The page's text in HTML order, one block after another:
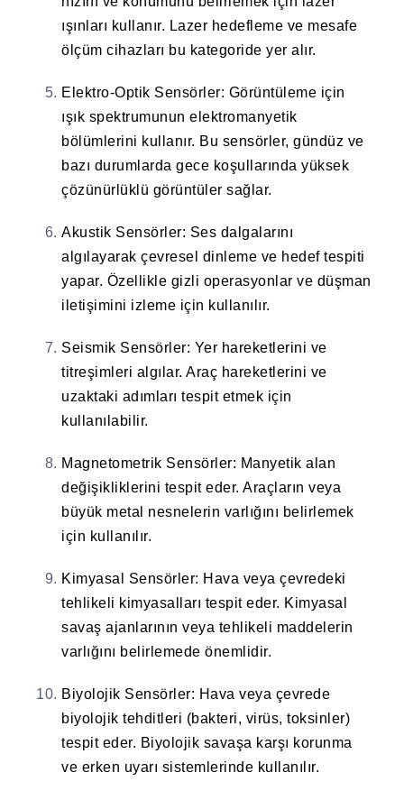
ışınları kullanır. Lazer hedefleme ve mesafe
ölçüm cihazları bu kategoride yer alır.
Elektro-Optik Sensörler: Görüntüleme için
ışık spektrumunun elektromanyetik
bölümlerini kullanır. Bu sensörler, gündüz ve
bazı durumlarda gece koşullarında yüksek
çözünürlüklü görüntüler sağlar.
Akustik Sensörler: Ses dalgalarını
algılayarak çevresel dinleme ve hedef tespiti
yapar. Özellikle gizli operasyonlar ve düşman
iletişimini izleme için kullanılır.
Seismik Sensörler: Yer hareketlerini ve
titreşimleri algılar. Araç hareketlerini ve
uzaktaki adımları tespit etmek için
kullanılabilir.
Magnetometrik Sensörler: Manyetik alan
değişikliklerini tespit eder. Araçların veya
büyük metal nesnelerin varlığını belirlemek
için kullanılır.
Kimyasal Sensörler: Hava veya çevredeki
tehlikeli kimyasalları tespit eder. Kimyasal
savaş ajanlarının veya tehlikeli maddelerin
varlığını belirlemede önemlidir.
Biyolojik Sensörler: Hava veya çevrede
biyolojik tehditleri (bakteri, virüs, toksinler)
tespit eder. Biyolojik savaşa karşı korunma
ve erken uyarı sistemlerinde kullanılır.